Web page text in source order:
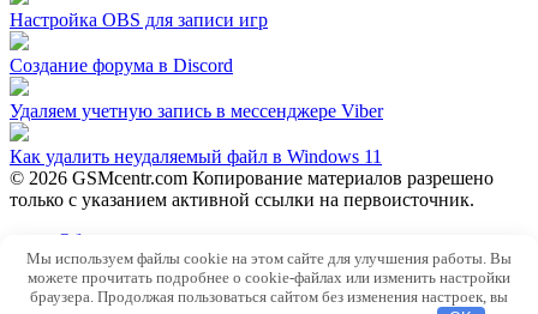
Настройка OBS для записи игр
Создание форума в Discord
Удаляем учетную запись в мессенджере Viber
Как удалить неудаляемый файл в Windows 11
© 2026 GSMcentr.com Копирование материалов разрешено
только с указанием активной ссылки на первоисточник.
Обратная связь
Политика конфиденциальности
Пользовательское соглашение
Мы используем файлы cookie на этом сайте для улучшения работы. Вы
можете прочитать подробнее о cookie-файлах или изменить настройки
браузера. Продолжая пользоваться сайтом без изменения настроек, вы